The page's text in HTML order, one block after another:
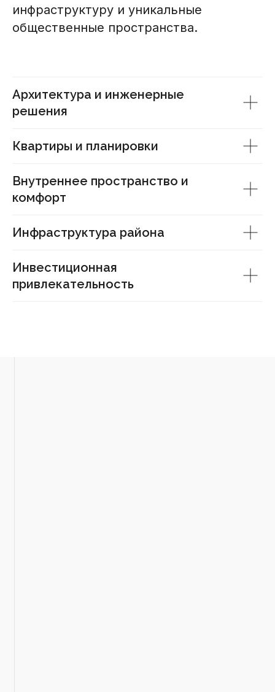
инфраструктуру и уникальные
общественные пространства.
Архитектура и инженерные
решения
Квартиры и планировки
Внутреннее пространство и
комфорт
Инфраструктура района
Инвестиционная
привлекательность